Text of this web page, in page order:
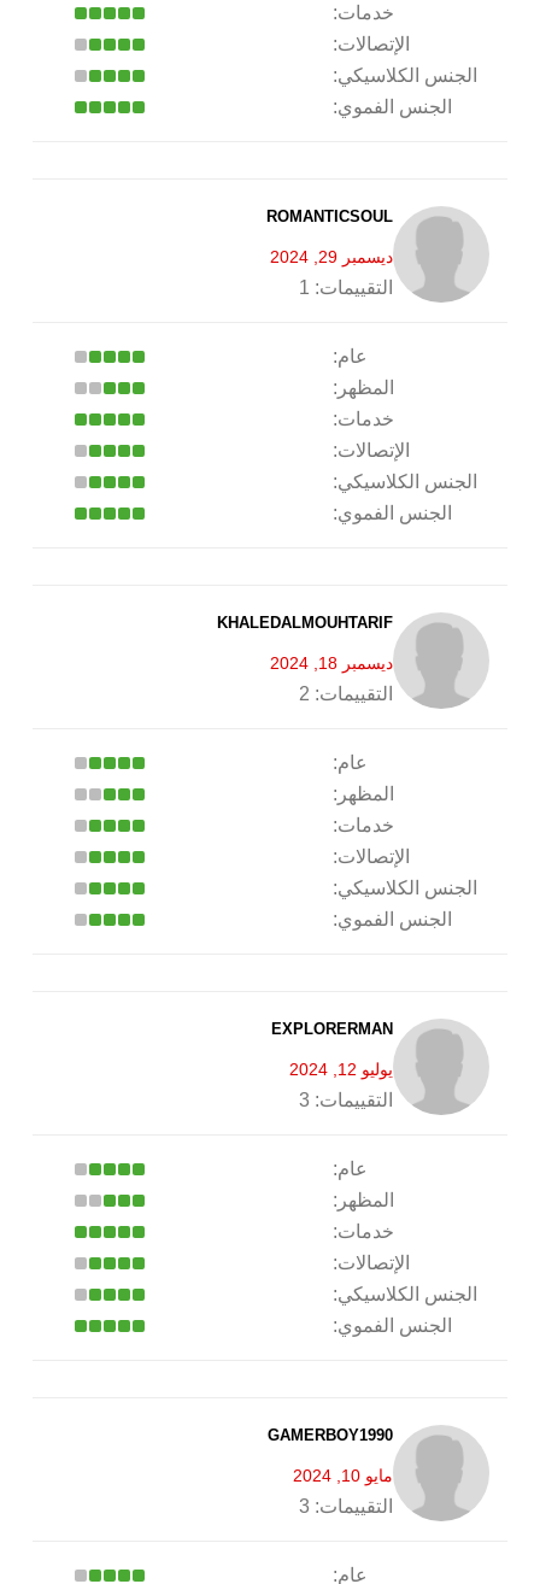
خدمات:
الإتصالات:
الجنس الكلاسيكي:
الجنس الفموي:
ROMANTICSOUL
ديسمبر 29, 2024
التقييمات: 1
عام:
المظهر:
خدمات:
الإتصالات:
الجنس الكلاسيكي:
الجنس الفموي:
KHALEDALMOUHTARIF
ديسمبر 18, 2024
التقييمات: 2
عام:
المظهر:
خدمات:
الإتصالات:
الجنس الكلاسيكي:
الجنس الفموي:
EXPLORERMAN
يوليو 12, 2024
التقييمات: 3
عام:
المظهر:
خدمات:
الإتصالات:
الجنس الكلاسيكي:
الجنس الفموي:
GAMERBOY1990
مايو 10, 2024
التقييمات: 3
عام: